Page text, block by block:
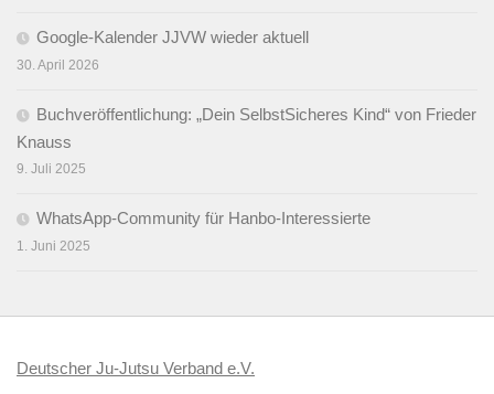
Google-Kalender JJVW wieder aktuell
30. April 2026
Buchveröffentlichung: „Dein SelbstSicheres Kind“ von Frieder
Knauss
9. Juli 2025
WhatsApp-Community für Hanbo-Interessierte
1. Juni 2025
Deutscher Ju-Jutsu Verband e.V.